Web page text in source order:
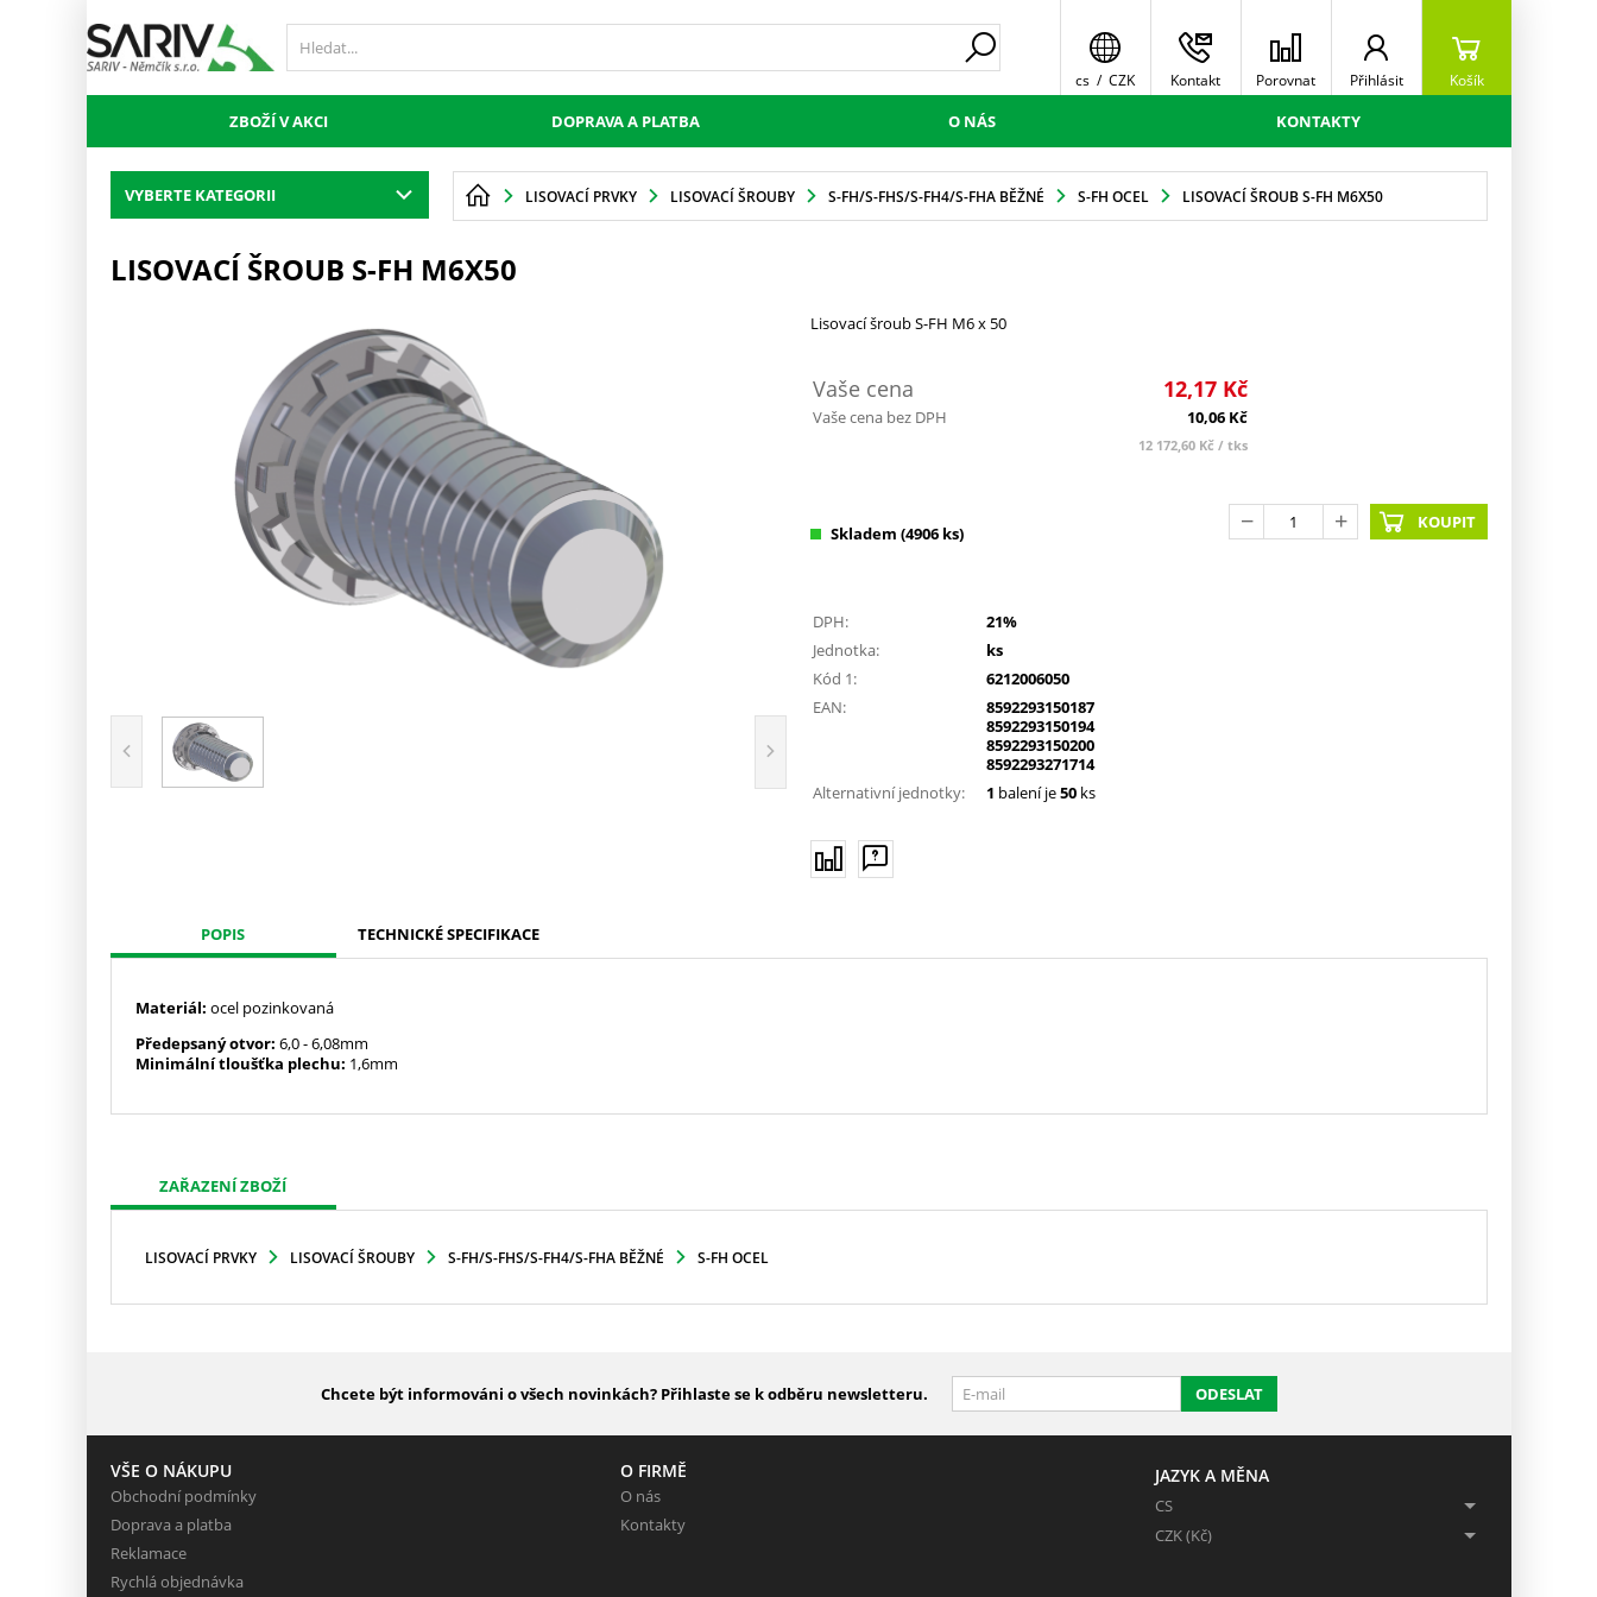
cs / CZK Kontakt Porovnat Přihlásit Košík
ZBOŽÍ V AKCI DOPRAVA A PLATBA O NÁS KONTAKTY
VYBERTE KATEGORII LISOVACÍ PRVKY LISOVACÍ ŠROUBY S-FH/S-FHS/S-FH4/S-FHA BĚŽNÉ S-FH OCEL LISOVACÍ ŠROUB S-FH M6X50
LISOVACÍ ŠROUB S-FH M6X50
Lisovací šroub S-FH M6 x 50
Vaše cena 12,17 Kč
Vaše cena bez DPH 10,06 Kč
12 172,60 Kč / tks
Skladem (4906 ks)
KOUPIT
DPH:
21%
Jednotka:
ks
Kód 1:
6212006050
EAN:
8592293150187
8592293150194
8592293150200
8592293271714
Alternativní jednotky:
1 balení je50 ks
POPIS TECHNICKÉ SPECIFIKACE
Materiál: ocel pozinkovaná
Předepsaný otvor: 6,0- 6,08mm
Minimální tloušťka plechu: 1,6mm
ZAŘAZENÍ ZBOŽÍ
LISOVACÍ PRVKY LISOVACÍ ŠROUBY S-FH/S-FHS/S-FH4/S-FHA BĚŽNÉ S-FH OCEL
Chcete být informováni o všech novinkách? Přihlaste se k odběru newsletteru. ODESLAT
VŠE O NÁKUPU
Obchodní podmínky
Doprava a platba
Reklamace
Rychlá objednávka
O FIRMĚ
O nás
Kontakty
JAZYK A MĚNA
CS
CZK (Kč)